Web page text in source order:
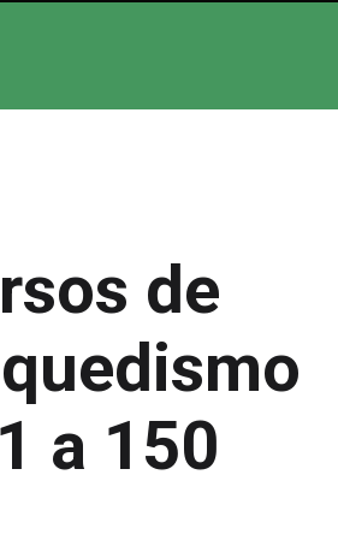
de
a 150